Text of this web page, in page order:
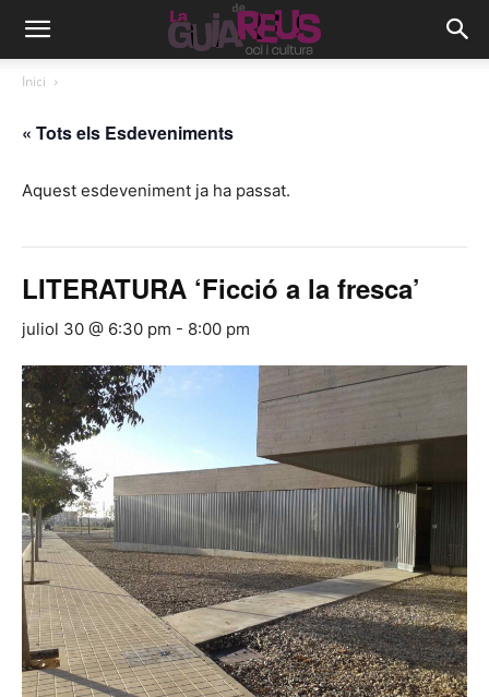
Inici
« Tots els Esdeveniments
Aquest esdeveniment ja ha passat.
LITERATURA ‘Ficció a la fresca’
juliol 30 @ 6:30 pm - 8:00 pm